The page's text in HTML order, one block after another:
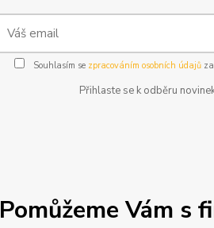
Souhlasím se zpracováním osobních údajůza
Přihlaste se k odběru
Pomůžeme Vám s